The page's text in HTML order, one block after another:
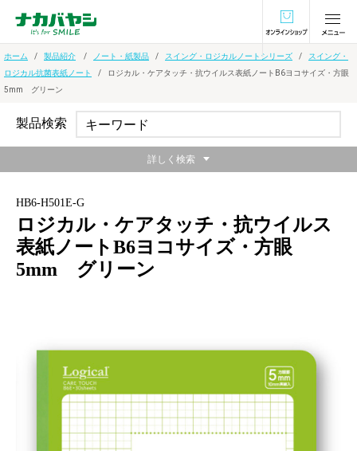
オンラインショ
ホーム 製品紹介 ノート・紙製品 スイング・ロジカルノートシリーズ
スイング・
ロジカル抗菌表紙ノート
ロジカル・ケアタッチ・抗ウイルス表紙ノートB6ヨコサイズ・方眼
5mm グリーン
HB6-H501E-G
ロジカル・ケアタッチ・抗ウイルス
表紙ノートB6ヨコサイズ・方眼
5mm グリーン
「清潔・安心の優しいカタチ」をコンセプトに、
今の時代に必要な抗ウイルス表紙ノート
製品検索
詳しく検索